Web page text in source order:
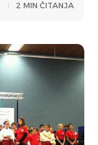
2 MIN ČITANJA